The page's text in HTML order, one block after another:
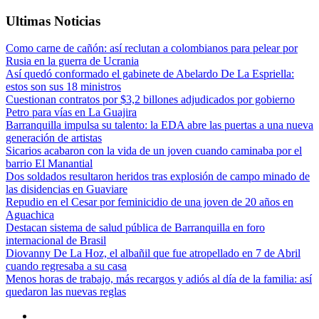
Ultimas Noticias
Como carne de cañón: así reclutan a colombianos para pelear por
Rusia en la guerra de Ucrania
Así quedó conformado el gabinete de Abelardo De La Espriella:
estos son sus 18 ministros
Cuestionan contratos por $3,2 billones adjudicados por gobierno
Petro para vías en La Guajira
Barranquilla impulsa su talento: la EDA abre las puertas a una nueva
generación de artistas
Sicarios acabaron con la vida de un joven cuando caminaba por el
barrio El Manantial
Dos soldados resultaron heridos tras explosión de campo minado de
las disidencias en Guaviare
Repudio en el Cesar por feminicidio de una joven de 20 años en
Aguachica
Destacan sistema de salud pública de Barranquilla en foro
internacional de Brasil
Diovanny De La Hoz, el albañil que fue atropellado en 7 de Abril
cuando regresaba a su casa
Menos horas de trabajo, más recargos y adiós al día de la familia: así
quedaron las nuevas reglas